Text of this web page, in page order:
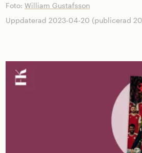
Foto:William Gustafsson
Uppdaterad 2023-04-20 (publicerad